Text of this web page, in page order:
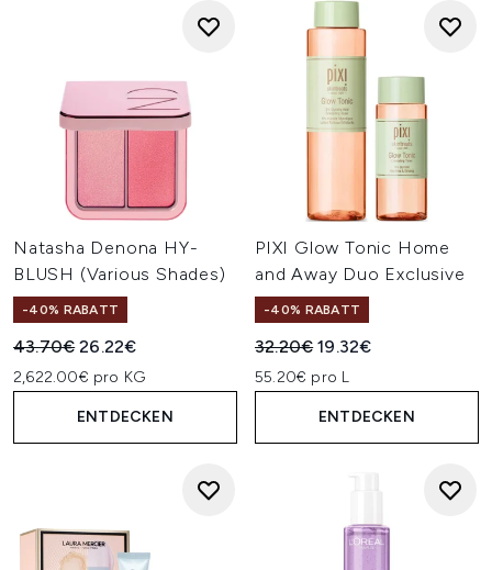
Natasha Denona HY-
BLUSH (Various Shades)
-40% RABATT
Unverbindliche Preisempfehlung:
43.70€Aktueller Preis:
26.22€
2,622.00€ pro KG
ENTDECKEN
PIXI Glow Tonic Home
and Away Duo Exclusive
-40% RABATT
Unverbindliche
32.20€Aktueller Preis:
19.32€
55.20€ pro L
ENTDECKEN